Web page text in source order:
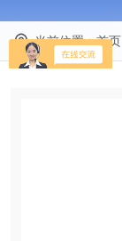
当前位置：首页